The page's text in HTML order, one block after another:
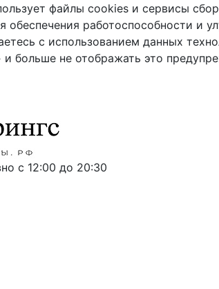
файлы cookies и сервисы
работоспособности и
с использованием данных
больше не отображать это
с 12:00 до 20:30